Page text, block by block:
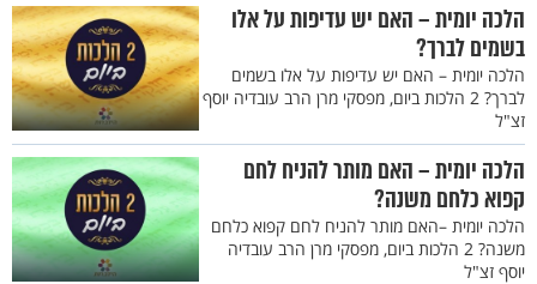
הלכה יומית – האם יש עדיפות על אלו
בשמים לברך?
הלכה יומית – האם יש עדיפות על אלו בשמים
לברך? 2 הלכות ביום, מפסקי מרן הרב עובדיה יוסף
זצ"ל
הלכה יומית – האם מותר להניח לחם
קפוא כלחם משנה?
הלכה יומית –האם מותר להניח לחם קפוא כלחם
משנה? 2 הלכות ביום, מפסקי מרן הרב עובדיה
יוסף זצ"ל